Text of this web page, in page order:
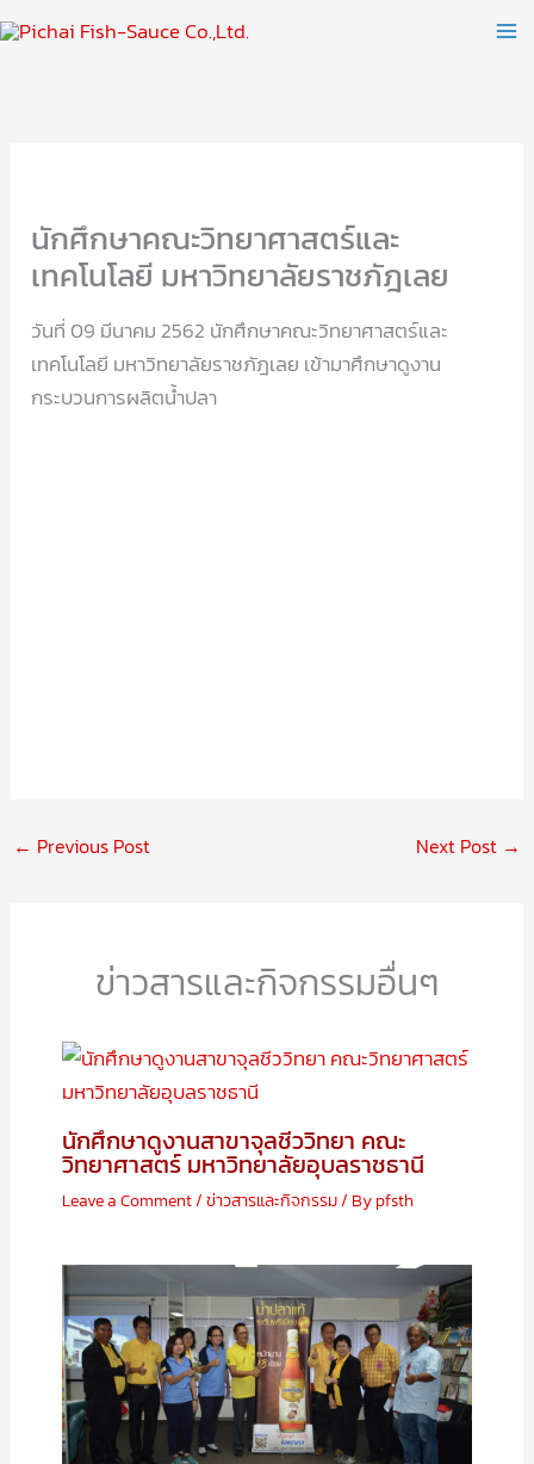
Skip
to
นักศึกษาคณะวิทยาศาสตร์และ
เทคโนโลยี มหาวิทยาลัยราชภัฎเลย
วันที่ 09 มีนาคม 2562 นักศึกษาคณะวิทยาศาสตร์และ
เทคโนโลยี มหาวิทยาลัยราชภัฎเลย เข้ามาศึกษาดูงาน
กระบวนการผลิตน้ำปลา
← Previous Post Next Post →
ข่าวสารและกิจกรรมอื่นๆ
นักศึกษาดูงานสาขาจุลชีววิทยา คณะ
วิทยาศาสตร์ มหาวิทยาลัยอุบลราชธานี
Leave a Comment/ข่าวสารและกิจกรรม/ Bypfsth